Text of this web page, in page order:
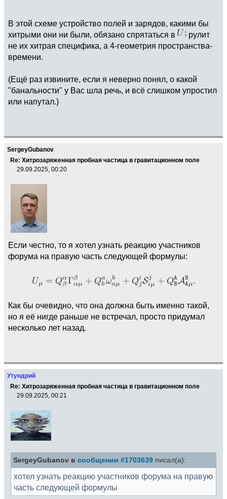
В этой схеме устройство полей и зарядов, какими бы
хитрыми они ни были, обязано спрятаться в
рулит
не их хитрая специфика, а 4-геометрия пространства-
времени.
(Ещё раз извините, если я неверно понял, о какой
"банальности" у Вас шла речь, и всё слишком упростил
или напутал.)
SergeyGubanov
Re: Хитрозаряженная пробная частица в гравитационном поле
29.09.2025, 00:20
Если честно, то я хотел узнать реакцию участников
форума на правую часть следующей формулы:
Как бы очевидно, что она должна быть именно такой,
но я её нигде раньше не встречал, просто придумал
несколько лет назад.
Утундрий
Re: Хитрозаряженная пробная частица в гравитационном поле
29.09.2025, 00:21
SergeyGubanov в сообщении #1703639 писал(а):
хотел узнать реакцию участников форума на правую
часть следующей формулы